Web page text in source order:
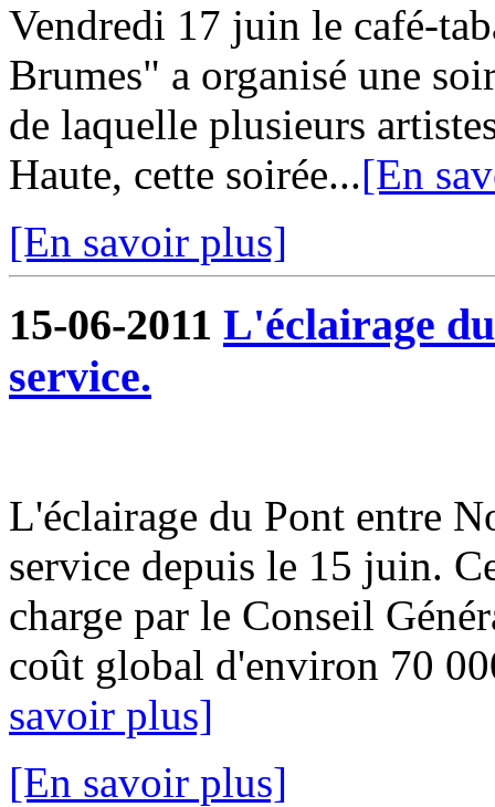
Vendredi 17 juin le café-
Brumes" a organisé une
de laquelle plusieurs
Haute, cette soirée...[En
[En savoir plus]
15-06-2011 L'éclairage
service.
L'éclairage du Pont entre
service depuis le 15 juin.
charge par le Conseil
coût global d'environ 70
savoir plus]
[En savoir plus]